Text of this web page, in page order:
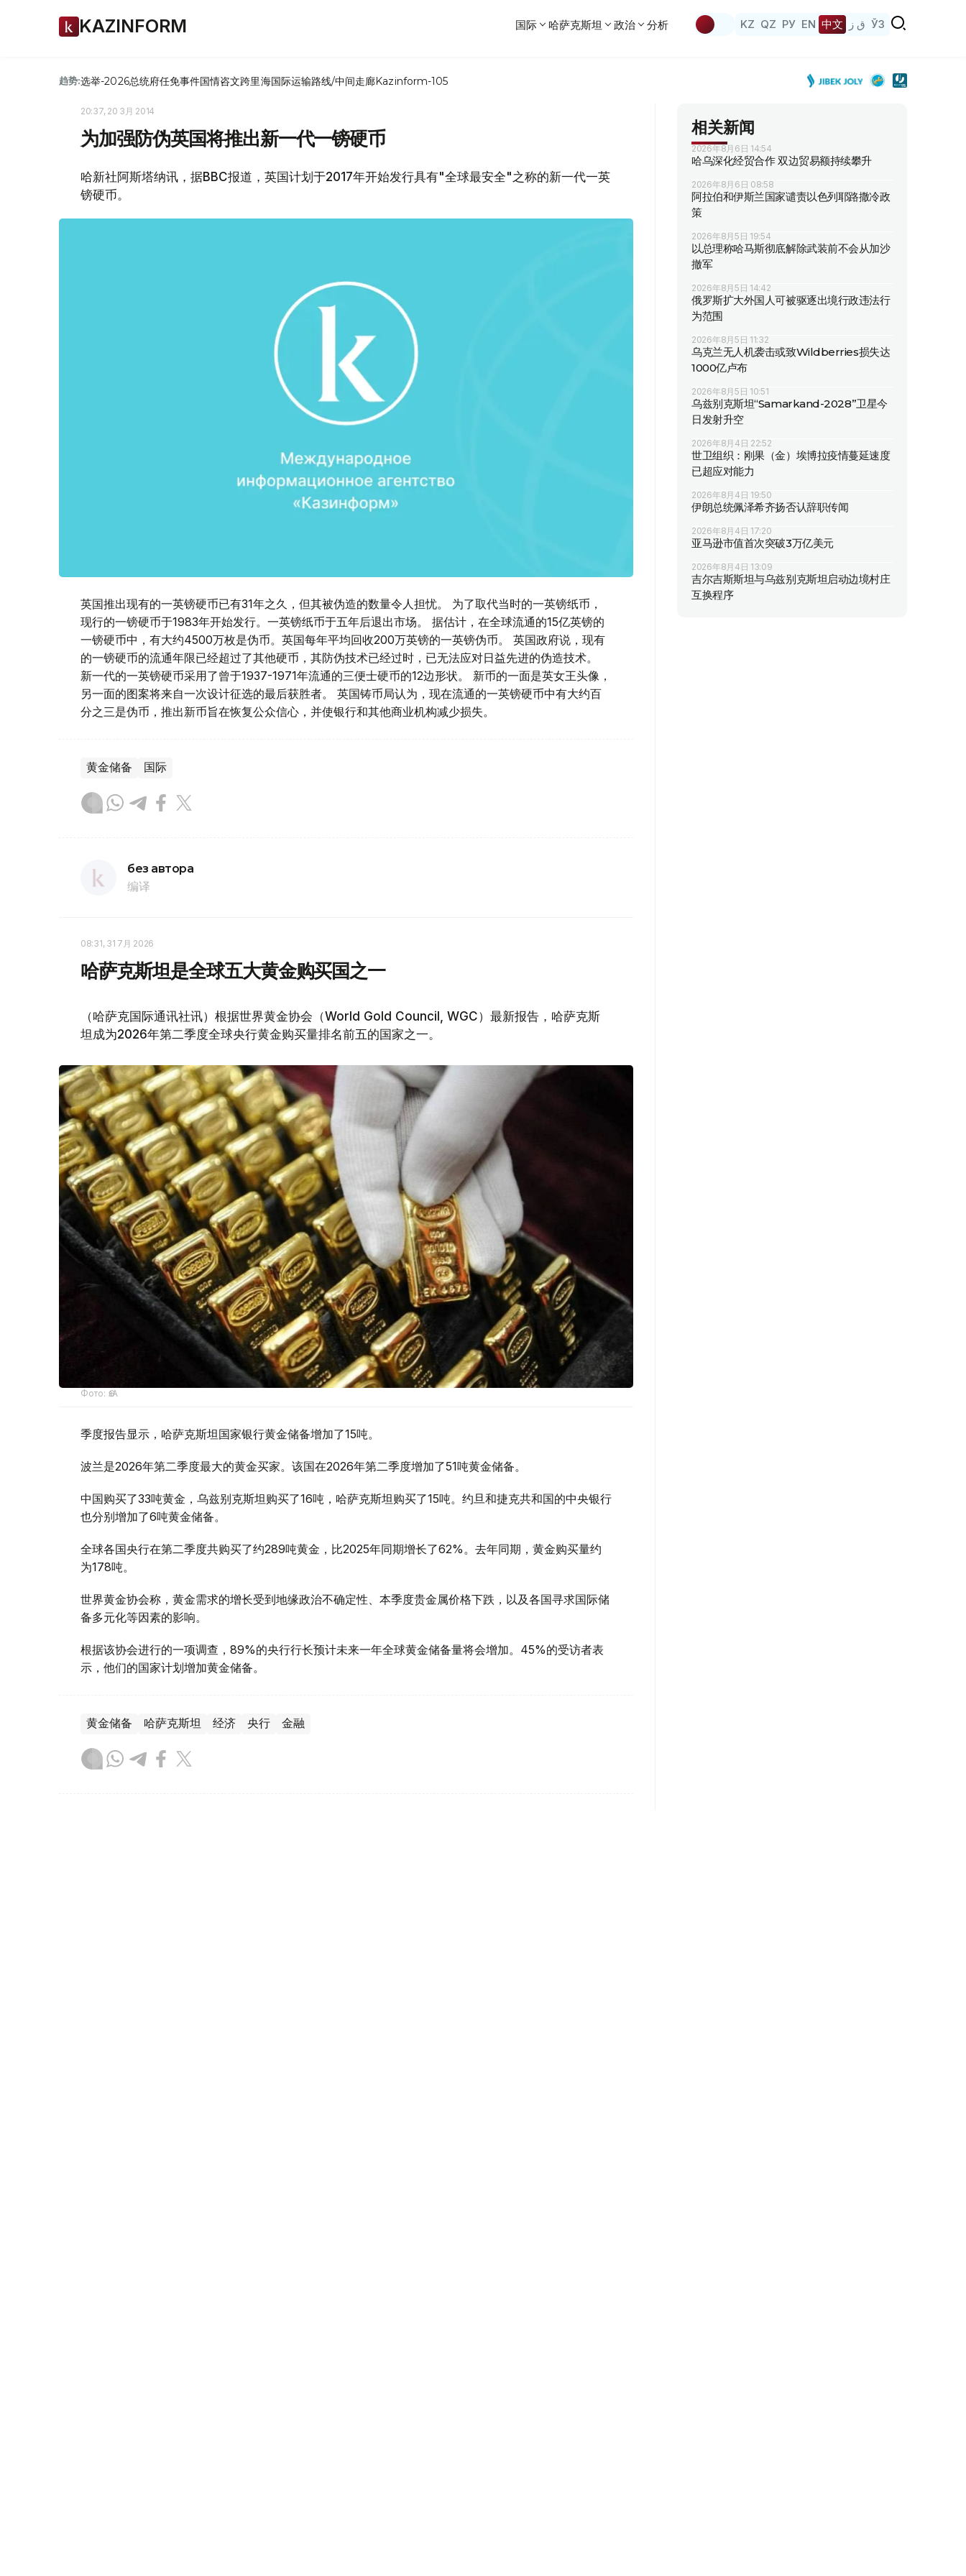
KAZINFORM 国际 哈萨克斯坦 政治 分析 KZ QZ РУ EN 中文 ق ز ЎЗ
趋势:选举-2026总统府任免事件国情咨文跨里海国际运输路线/中间走廊Kazinform-105
20:37, 20 3月 2014
为加强防伪英国将推出新一代一镑硬币
哈新社阿斯塔纳讯，据BBC报道，英国计划于2017年开始发行具有"全球最安全"之称的新一代一英
镑硬币。
英国推出现有的一英镑硬币已有31年之久，但其被伪造的数量令人担忧。 为了取代当时的一英镑纸币，
现行的一镑硬币于1983年开始发行。一英镑纸币于五年后退出市场。 据估计，在全球流通的15亿英镑的
一镑硬币中，有大约4500万枚是伪币。英国每年平均回收200万英镑的一英镑伪币。 英国政府说，现有
的一镑硬币的流通年限已经超过了其他硬币，其防伪技术已经过时，已无法应对日益先进的伪造技术。
新一代的一英镑硬币采用了曾于1937-1971年流通的三便士硬币的12边形状。 新币的一面是英女王头像，
另一面的图案将来自一次设计征选的最后获胜者。 英国铸币局认为，现在流通的一英镑硬币中有大约百
分之三是伪币，推出新币旨在恢复公众信心，并使银行和其他商业机构减少损失。
黄金储备 国际
без автора
编译
08:31, 31 7月 2026
哈萨克斯坦是全球五大黄金购买国之一
（哈萨克国际通讯社讯）根据世界黄金协会（World Gold Council, WGC）最新报告，哈萨克斯
坦成为2026年第二季度全球央行黄金购买量排名前五的国家之一。
Фото: ӨзА
季度报告显示，哈萨克斯坦国家银行黄金储备增加了15吨。
波兰是2026年第二季度最大的黄金买家。该国在2026年第二季度增加了51吨黄金储备。
中国购买了33吨黄金，乌兹别克斯坦购买了16吨，哈萨克斯坦购买了15吨。约旦和捷克共和国的中央银行
也分别增加了6吨黄金储备。
全球各国央行在第二季度共购买了约289吨黄金，比2025年同期增长了62%。去年同期，黄金购买量约
为178吨。
世界黄金协会称，黄金需求的增长受到地缘政治不确定性、本季度贵金属价格下跌，以及各国寻求国际储
备多元化等因素的影响。
根据该协会进行的一项调查，89%的央行行长预计未来一年全球黄金储备量将会增加。45%的受访者表
示，他们的国家计划增加黄金储备。
黄金储备 哈萨克斯坦 经济 央行 金融
相关新闻
2026年8月6日 14:54
哈乌深化经贸合作 双边贸易额持续攀升
2026年8月6日 08:58
阿拉伯和伊斯兰国家谴责以色列耶路撒冷政
策
2026年8月5日 19:54
以总理称哈马斯彻底解除武装前不会从加沙
撤军
2026年8月5日 14:42
俄罗斯扩大外国人可被驱逐出境行政违法行
为范围
2026年8月5日 11:32
乌克兰无人机袭击或致Wildberries损失达
1000亿卢布
2026年8月5日 10:51
乌兹别克斯坦“Samarkand-2028”卫星今
日发射升空
2026年8月4日 22:52
世卫组织：刚果（金）埃博拉疫情蔓延速度
已超应对能力
2026年8月4日 19:50
伊朗总统佩泽希齐扬否认辞职传闻
2026年8月4日 17:20
亚马逊市值首次突破3万亿美元
2026年8月4日 13:09
吉尔吉斯斯坦与乌兹别克斯坦启动边境村庄
互换程序